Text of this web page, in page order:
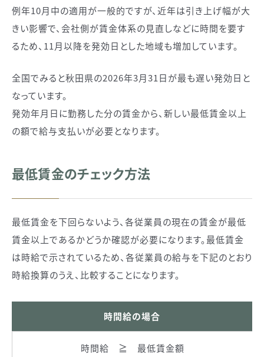
例年10月中の適用が一般的ですが、近年は引き上げ幅が大
きい影響で、会社側が賃金体系の見直しなどに時間を要す
るため、11月以降を発効日とした地域も増加しています。
全国でみると秋田県の2026年3月31日が最も遅い発効日と
なっています。
発効年月日に勤務した分の賃金から、新しい最低賃金以上
の額で給与支払いが必要となります。
最低賃金のチェック方法
最低賃金を下回らないよう、各従業員の現在の賃金が最低
賃金以上であるかどうか確認が必要になります。最低賃金
は時給で示されているため、各従業員の給与を下記のとおり
時給換算のうえ、比較することになります。
時間給の場合
時間給 ≧ 最低賃金額